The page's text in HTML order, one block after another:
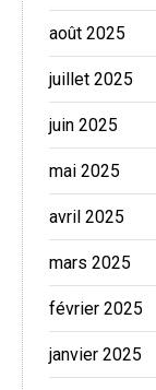
août 2025
juillet 2025
juin 2025
mai 2025
avril 2025
mars 2025
février 2025
janvier 2025